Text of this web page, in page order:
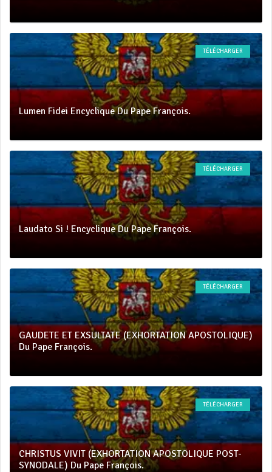
TÉLÉCHARGER
Lumen Fidei Encyclique Du Pape François.
TÉLÉCHARGER
Laudato Si ! Encyclique Du Pape François.
TÉLÉCHARGER
GAUDETE ET EXSULTATE (EXHORTATION APOSTOLIQUE)
Du Pape François.
TÉLÉCHARGER
CHRISTUS VIVIT (EXHORTATION APOSTOLIQUE POST-
SYNODALE) Du Pape François.